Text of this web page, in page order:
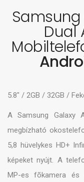
Samsung
Dual
5.8" / 2GB / 32GB /
A Samsung Galaxy
megbízható
5,8 hüvelykes HD+
képeket nyújt. A
MP-es fõkamera